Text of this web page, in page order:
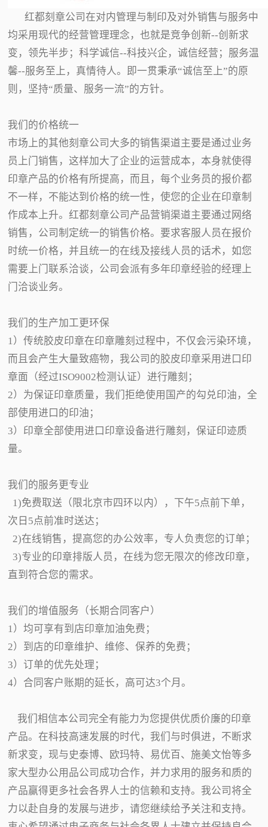
红都刻章公司在对内管理与制印及对外销售与服务中
均采用现代的经营管理理念，也就是竞争创新--创新求
变，领先半步；科学诚信--科技兴企，诚信经营；服务温
馨--服务至上，真情待人。即一贯秉承“诚信至上”的原
则，坚持“质量、服务一流”的方针。
我们的价格统一
市场上的其他刻章公司大多的销售渠道主要是通过业务
员上门销售，这样加大了企业的运营成本，本身就使得
印章产品的价格有所提高，而且，每个业务员的报价都
不一样，不能达到价格的统一性，使您的企业在印章制
作成本上升。红都刻章公司产品营销渠道主要通过网络
销售，公司制定统一的销售价格。要求客服人员在报价
时统一价格，并且统一的在线及接线人员的话术，如您
需要上门联系洽谈，公司会派有多年印章经验的经理上
门洽谈业务。
我们的生产加工更环保
1）传统胶皮印章在印章雕刻过程中，不仅会污染环境，
而且会产生大量致癌物，我公司的胶皮印章采用进口印
章面（经过ISO9002检测认证）进行雕刻；
2）为保证印章质量，我们拒绝使用国产的勾兑印油，全
部使用进口的印油；
3）印章全部使用进口印章设备进行雕刻，保证印迹质
量。
我们的服务更专业
1)免费取送（限北京市四环以内），下午5点前下单，
次日5点前准时送达；
2)在线销售，提高您的办公效率，专人负责您的订单；
3)专业的印章排版人员，在线为您无限次的修改印章，
直到符合您的需求。
我们的增值服务（长期合同客户）
1）均可享有到店印章加油免费；
2）到店的印章维护、维修、保养的免费；
3）订单的优先处理；
4）合同客户账期的延长，高可达3个月。
我们相信本公司完全有能力为您提供优质价廉的印章
产品。在科技高速发展的时代，我们与时俱进，不断求
新求变，现与史泰博、欧玛特、易优百、施美文怡等多
家大型办公用品公司成功合作，并力求用的服务和质的
产品赢得更多社会各界人士的信赖和支持。我公司将全
力以赴自身的发展与进步，请您继续给予关注和支持。